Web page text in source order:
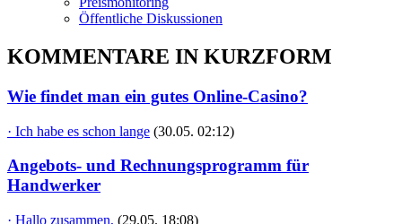
Öffentliche Diskussionen
KOMMENTARE IN KURZFORM
Wie findet man ein gutes Online-Casino?
· Ich habe es schon lange (30.05. 02:12)
Angebots- und Rechnungsprogramm für
Handwerker
· Hallo zusammen, (29.05. 18:08)